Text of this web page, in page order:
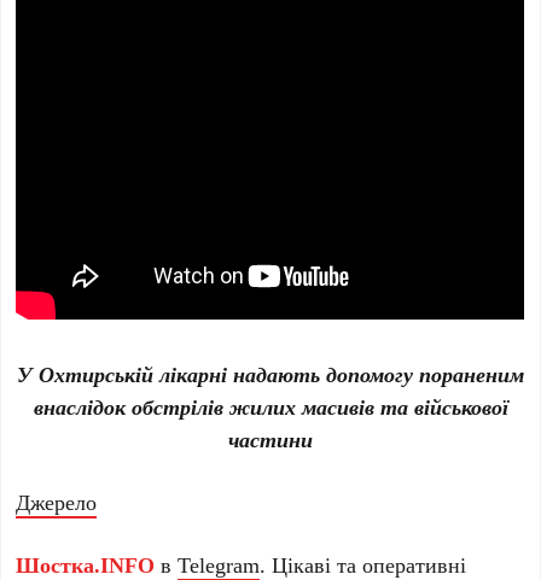
У Охтирській лікарні надають допомогу пораненим
внаслідок обстрілів жилих масивів та військової
частини
Джерело
Шостка.INFO вTelegram. Цікаві та оперативні